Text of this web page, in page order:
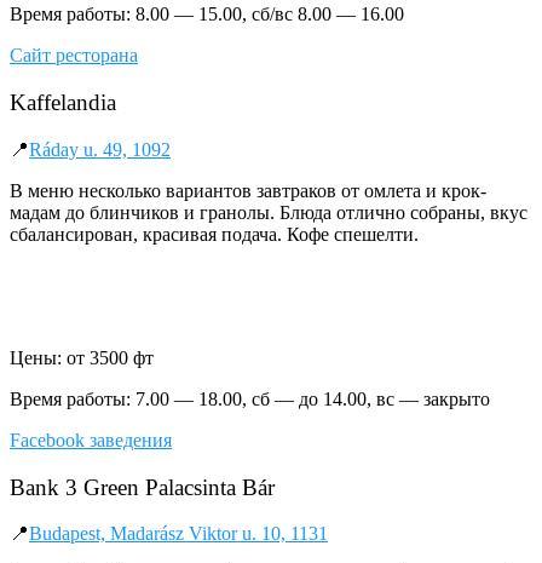
Время работы: 8.00 — 15.00, сб/вс 8.00 — 16.00
Сайт ресторана
Kaffelandia
📍Ráday u. 49, 1092
В меню несколько вариантов завтраков от омлета и крок-
мадам до блинчиков и гранолы. Блюда отлично собраны, вкус
сбалансирован, красивая подача. Кофе спешелти.
Цены: от 3500 фт
Время работы: 7.00 — 18.00, сб — до 14.00, вс — закрыто
Facebook заведения
Bank 3 Green Palacsinta Bár
📍Budapest, Madarász Viktor u. 10, 1131